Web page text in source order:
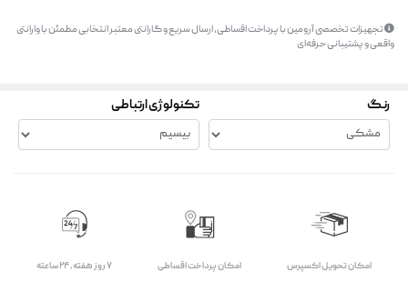
تجهیزات تخصصی آرومین با پرداخت اقساطی، ارسال سریع و گارانتی معتبر انتخابی مطمئن با وارانتی
واقعی و پشتیبانی حرفه‌ای
رنگ تکنولوژی ارتباطی
اﻣﮑﺎن ﺗﺤﻮﯾﻞ اﮐﺴﭙﺮس امکان پرداخت اقساطی ۷ روز ﻫﻔﺘﻪ، ۲۴ ﺳﺎﻋﺘﻪ